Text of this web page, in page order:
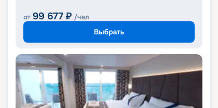
от 99 677 ₽ /чел
Выбрать